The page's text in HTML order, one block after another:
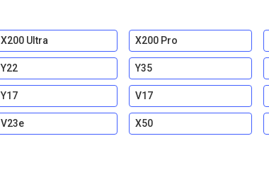
X200 Ultra X200 Pro
Y22 Y35
Y17 V17
V23e X50